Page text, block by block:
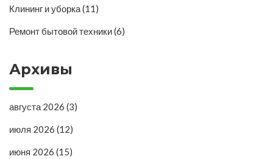
Клининг и уборка(11)
Ремонт бытовой техники(6)
Архивы
августа 2026 (3)
июля 2026 (12)
июня 2026 (15)